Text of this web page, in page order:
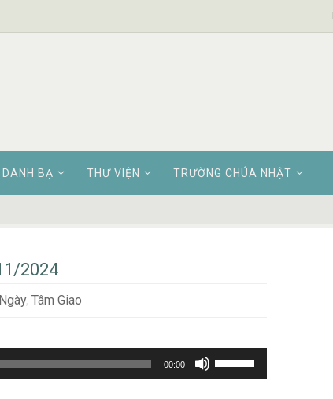
DANH BẠ THƯ VIỆN TRƯỜNG CHÚA NHẬT
2024
, Tâm Giao
00:00
Use
Up/Down